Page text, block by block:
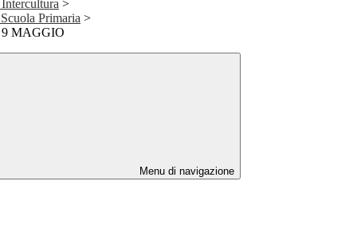
>
Primaria >
MAGGIO
Menu di navigazione